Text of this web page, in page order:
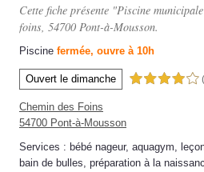
Cette fiche présente "Piscine
foins, 54700 Pont-à-Mousson.
Piscine fermée, ouvre à 10h
Ouvert le dimanche 4,0 étoiles sur 5
Chemin des Foins
54700 Pont-à-Mousson
Services : bébé nageur, aquagym,
bain de bulles, préparation à la